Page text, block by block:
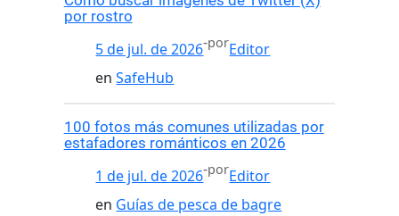
por rostro
5 de jul. de 2026-porEditor
enSafeHub
100 fotos más comunes utilizadas por
estafadores románticos en 2026
1 de jul. de 2026-porEditor
en Guías de pesca de bagre